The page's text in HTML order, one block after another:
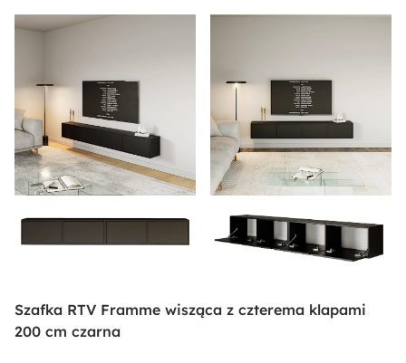
Szafka RTV Framme wisząca z czterema klapami
200 cm czarna